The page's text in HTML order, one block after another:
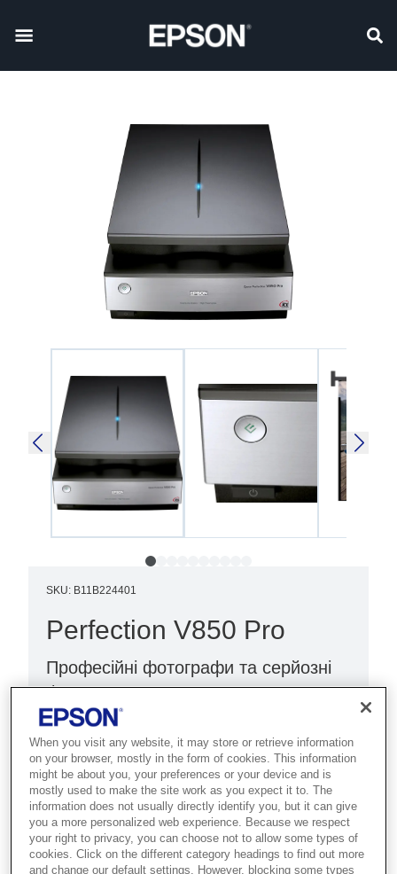
SKU: B11B224401
Perfection V850 Pro
Професійні фотографи та серйозні
фотоаматори тепер можуть
перетворювати свої плівки та
фотографії на якісні цифрові
зображення
Сканування професійної якості
Система двох об’єктивів
Широкий діапазон підтримки плівок
When you visit any website, it may store or retrieve information
on your browser, mostly in the form of cookies. This information
might be about you, your preferences or your device and is
mostly used to make the site work as you expect it to. The
information does not usually directly identify you, but it can give
you a more personalized web experience. Because we respect
your right to privacy, you can choose not to allow some types of
cookies. Click on the different category headings to find out more
and change our default settings. However, blocking some types